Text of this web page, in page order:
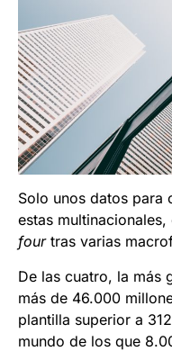
Solo unos datos para
estas
fourtras varias
De las cuatro, la más
más de 46.000
plantilla superior a
mundo de los que